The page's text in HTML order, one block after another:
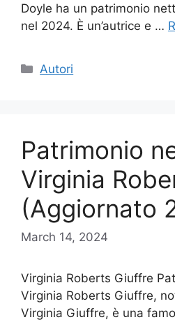
Doyle ha un patrimonio
nel 2024. È un’autrice e …
Categories
Autori
Patrimonio
Virginia
(Aggiornato
March 14, 2024
Virginia Roberts Giuffre
Virginia Roberts Giuffre,
Virginia Giuffre, è una